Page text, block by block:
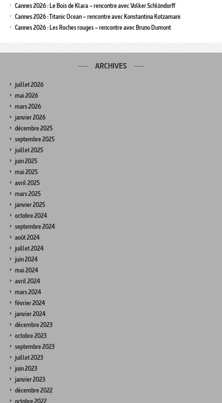
Cannes 2026 : Le Bois de Klara – rencontre avec Volker Schlöndorff
Cannes 2026 : Titanic Ocean – rencontre avec Konstantina Kotzamani
Cannes 2026 : Les Roches rouges – rencontre avec Bruno Dumont
ARCHIVES
juillet 2026
mai 2026
mars 2026
janvier 2026
décembre 2025
septembre 2025
juillet 2025
juin 2025
mai 2025
avril 2025
mars 2025
janvier 2025
octobre 2024
septembre 2024
août 2024
juillet 2024
juin 2024
mai 2024
avril 2024
mars 2024
février 2024
janvier 2024
décembre 2023
octobre 2023
septembre 2023
juillet 2023
juin 2023
janvier 2023
décembre 2022